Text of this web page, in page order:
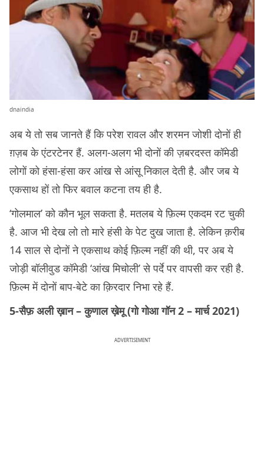
dnaindia
अब ये तो सब जानते हैं कि परेश रावल और शरमन जोशी दोनों ही
ग़ज़ब के एंटरटेनर हैं. अलग-अलग भी दोनों की ज़बरदस्त कॉमेडी
लोगों को हंसा-हंसा कर आंख से आंसू निकाल देती है. और जब ये
एकसाथ हों तो फिर बवाल कटना तय ही है.
‘गोलमाल’ को कौन भूल सकता है. मतलब ये फ़िल्म एकदम रट चुकी
है. आज भी देख लो तो मारे हंसी के पेट दुख जाता है. लेकिन क़रीब
14 साल से दोनों ने एकसाथ कोई फ़िल्म नहीं की थी, पर अब ये
जोड़ी बॉलीवुड कॉमेडी ‘आंख मिचोली’ से पर्दे पर वापसी कर रही है.
फ़िल्म में दोनों बाप-बेटे का क़िरदार निभा रहे हैं.
5-सैफ़ अली ख़ान – कुणाल ख़ेमू (गो गोआ गॉन 2 – मार्च 2021)
ADVERTISEMENT